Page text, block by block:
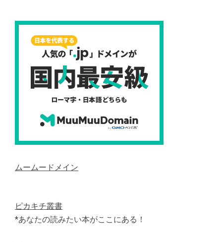
ムームードメイン
ピカキチ叢書
*あなたの読みたい本がここにある！